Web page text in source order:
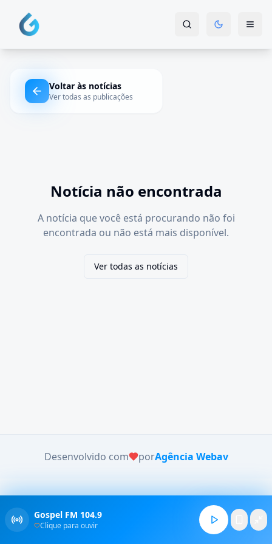
Voltar às notícias
Ver todas as publicações
Notícia não encontrada
A notícia que você está procurando não foi
encontrada ou não está mais disponível.
Ver todas as notícias
Desenvolvido com porAgência Webav
Gospel FM 104.9
Clique para ouvir